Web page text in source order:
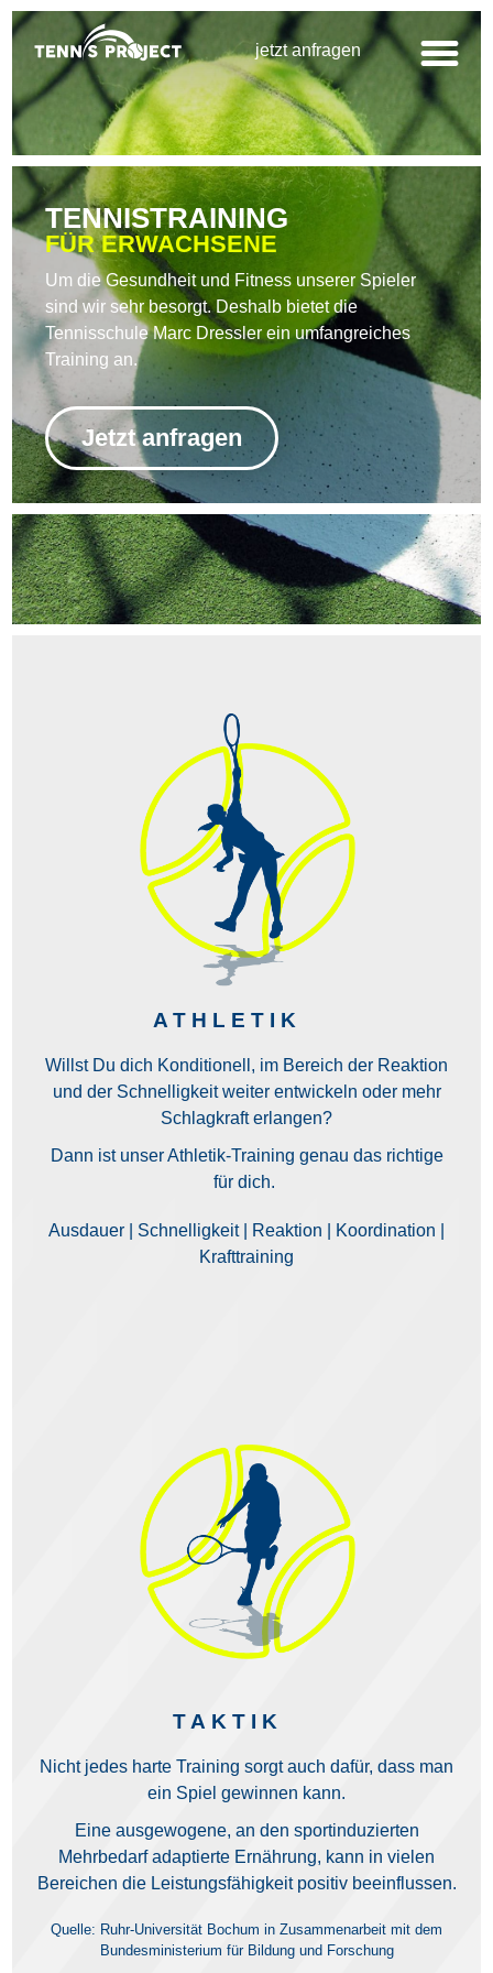
jetzt anfragen
TENNISTRAINING
FÜR ERWACHSENE
Um die Gesundheit und Fitness unserer Spieler
sind wir sehr besorgt. Deshalb bietet die
Tennisschule Marc Dressler ein umfangreiches
Training an.
Jetzt anfragen
ATHLETIK
Willst Du dich Konditionell, im Bereich der Reaktion
und der Schnelligkeit weiter entwickeln oder mehr
Schlagkraft erlangen?
Dann ist unser Athletik-Training genau das richtige
für dich.
Ausdauer | Schnelligkeit | Reaktion | Koordination |
Krafttraining
TAKTIK
Nicht jedes harte Training sorgt auch dafür, dass man
ein Spiel gewinnen kann.
Eine ausgewogene, an den sportinduzierten
Mehrbedarf adaptierte Ernährung, kann in vielen
Bereichen die Leistungsfähigkeit positiv beeinflussen.
Quelle: Ruhr-Universität Bochum in Zusammenarbeit mit dem
Bundesministerium für Bildung und Forschung